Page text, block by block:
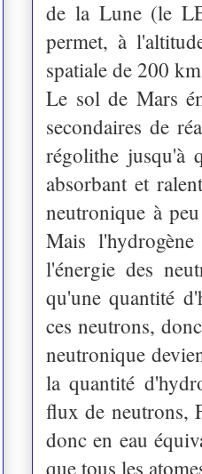
de la Lune (le
permet, à
spatiale de 200
Le sol de Mars
secondaires de
régolithe jusqu'à
absorbant et
neutronique à
Mais
l'énergie des
qu'une quantité
ces neutrons,
neutronique
la quantité
flux de neutrons,
donc en eau
que tous les